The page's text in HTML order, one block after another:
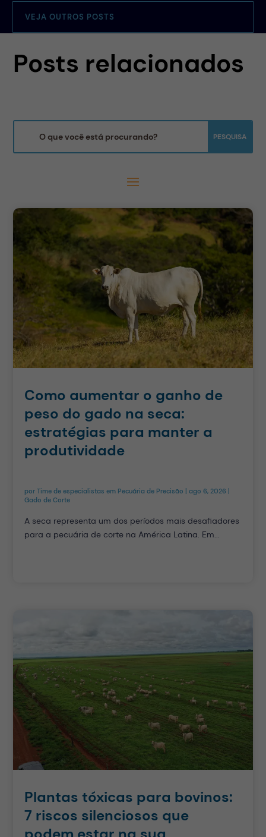
VEJA OUTROS POSTS
Posts relacionados
Como aumentar o ganho de
peso do gado na seca:
estratégias para manter a
produtividade
porTime de especialistas em Pecuária de Precisão |ago 6, 2026
Gado de Corte
A seca representa um dos períodos mais desafiadores
para a pecuária de corte na América Latina. Em...
Plantas tóxicas para bovinos:
7 riscos silenciosos que